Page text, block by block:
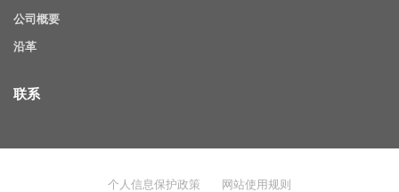
公司概要
沿革
联系
个人信息保护政策 网站使用规则